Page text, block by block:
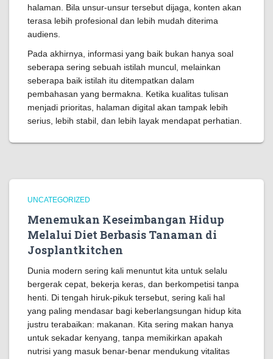
halaman. Bila unsur-unsur tersebut dijaga, konten akan
terasa lebih profesional dan lebih mudah diterima
audiens.
Pada akhirnya, informasi yang baik bukan hanya soal
seberapa sering sebuah istilah muncul, melainkan
seberapa baik istilah itu ditempatkan dalam
pembahasan yang bermakna. Ketika kualitas tulisan
menjadi prioritas, halaman digital akan tampak lebih
serius, lebih stabil, dan lebih layak mendapat perhatian.
UNCATEGORIZED
Menemukan Keseimbangan Hidup
Melalui Diet Berbasis Tanaman di
Josplantkitchen
Dunia modern sering kali menuntut kita untuk selalu
bergerak cepat, bekerja keras, dan berkompetisi tanpa
henti. Di tengah hiruk-pikuk tersebut, sering kali hal
yang paling mendasar bagi keberlangsungan hidup kita
justru terabaikan: makanan. Kita sering makan hanya
untuk sekadar kenyang, tanpa memikirkan apakah
nutrisi yang masuk benar-benar mendukung vitalitas